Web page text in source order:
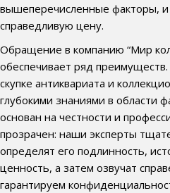
вышеперечисленные факторы,
справедливую цену.
Обращение в компанию “Мир
обеспечивает ряд
скупке антиквариата и
глубокими знаниями в области
основан на честности и
прозрачен: наши эксперты
определят его подлинность,
ценность, а затем озвучат
гарантируем